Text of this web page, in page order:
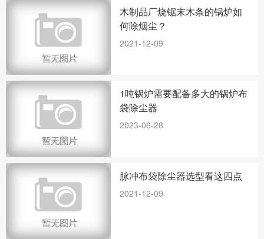
木制品厂烧锯末木条的锅炉如
何除烟尘？
2021-12-09
1吨锅炉需要配备多大的锅炉布
袋除尘器
2023-06-28
脉冲布袋除尘器选型看这四点
2021-12-09